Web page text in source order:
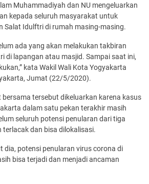
Muhammadiyah dan NU mengeluarkan
kepada seluruh masyarakat untuk
Salat Idulftri di rumah masing-masing.
ada yang akan melakukan takbiran
di lapangan atau masjid. Sampai saat ini,
kata Wakil Wali Kota Yogyakarta
Jumat (22/5/2020).
tersebut dikeluarkan karena kasus
dalam satu pekan terakhir masih
seluruh potensi penularan dari tiga
terlacak dan bisa dilokalisasi.
dia, potensi penularan virus corona di
bisa terjadi dan menjadi ancaman